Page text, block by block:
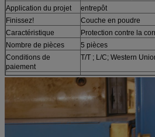
Application du projet
entrepôt
Finissez!
Couche en poudre
Caractéristique
Protection contre la
Nombre de pièces
5 pièces
Conditions de
paiement
T/T ; L/C; Western
Délai de livraison
Envoyé dans les 20
Détails de l'emballage
Emballés en mousse
Certification
SGS
Produits d'origine et de Le soutien